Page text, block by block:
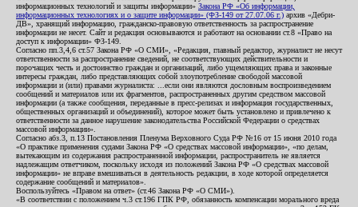
информационных технологий и защиты информации» Закона РФ «Об информации,
информационных технологиях и о защите информации» (ФЗ-149 от 27.07.06 г.) архив «Дебри-
ДВ», хранящий информацию, гражданско-правовую ответственность за распространение
информации не несет. Сайт и редакция основываются и работают на основании ст.8 «Право на
доступ к информации» ФЗ-149.
Согласно пп.3,4,6 ст.57 Закона РФ «О СМИ», «Редакция, главный редактор, журналист не несут
ответственности за распространение сведений, не соответствующих действительности и
порочащих честь и достоинство граждан и организаций, либо ущемляющих права и законные
интересы граждан, либо представляющих собой злоупотребление свободой массовой
информации и (или) правами журналиста: ...если они являются дословным воспроизведением
сообщений и материалов или их фрагментов, распространенных другим средством массовой
информации (а также сообщения, переданные в пресс-релизах и информация государственных,
общественных организаций и объединений), которое может быть установлено и привлечено к
ответственности за данное нарушение законодательства Российской Федерации о средствах
массовой информации».
Согласно абз.3, п.13 Постановления Пленума Верховного Суда РФ №16 от 15 июня 2010 года
«О практике применения судами Закона РФ «О средствах массовой информации», «по делам,
вытекающим из содержания распространенной информации, распространитель не является
надлежащим ответчиком, поскольку исходя из положений Закона РФ «О средствах массовой
информации» не вправе вмешиваться в деятельность редакции, в ходе которой определяется
содержание сообщений и материалов».
Воспользуйтесь «Правом на ответ» (ст.46 Закона РФ «О СМИ»).
«В соответствии с положением ч.3 ст.196 ГПК РФ, обязанность компенсации морального вреда